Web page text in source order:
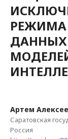
РЕЖИМА
ДАННЫХ
Артем
Саратовская
Россия